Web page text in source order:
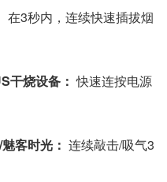
在3秒内，连续快速插拔烟
干烧设备： 快速连按电源
客时光： 连续敲击/吸气3